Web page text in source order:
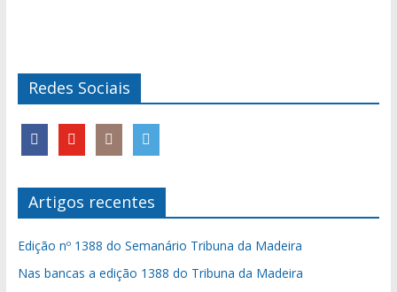
Redes Sociais
Artigos recentes
Edição nº 1388 do Semanário Tribuna da Madeira
Nas bancas a edição 1388 do Tribuna da Madeira